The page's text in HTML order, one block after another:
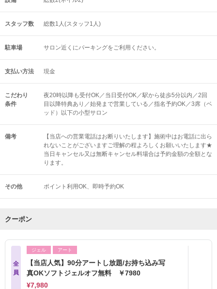
スタッフ数 総数1人(スタッフ1人)
駐車場 サロン近くにパーキングをご利用ください。
支払い方法 現金
こだわり
条件
夜20時以降も受付OK／当日受付OK／駅から徒歩5分以内／2回
目以降特典あり／始発まで営業している／指名予約OK／3席（ベ
ッド）以下の小型サロン
備考
【当店への営業電話はお断りいたします】施術中はお電話に出ら
れないことがございますご理解の程よろしくお願いいたします★
当日キャンセル又は無断キャンセル料場合は予約金額の全額とな
ります。
その他 ポイント利用OK 即時予約OK
クーポン
全
員
ジェル アート
【当店人気】90分アートし放題/お持ち込み写
真OKソフトジェルオフ無料 ￥7980
¥7,980